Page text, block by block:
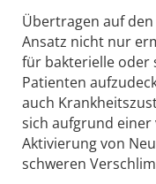
Übertragen auf
Ansatz nicht nur
für bakterielle oder
Patienten
auch
sich aufgrund
Aktivierung von
schweren